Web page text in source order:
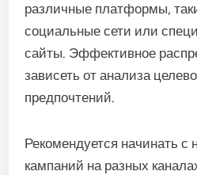
различные платформы,
социальные сети или
сайты. Эффективное
зависеть от анализа
предпочтений.
Рекомендуется начинать
кампаний на разных